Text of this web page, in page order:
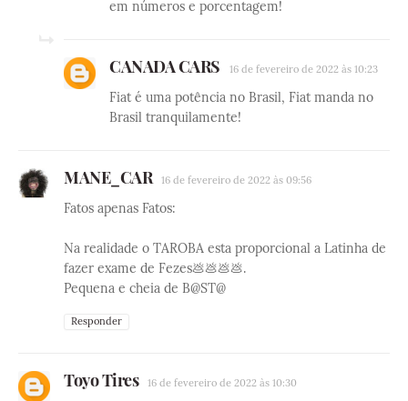
em números e porcentagem!
CANADA CARS 16 de fevereiro de 2022 às 10:23
Fiat é uma potência no Brasil, Fiat manda no
Brasil tranquilamente!
MANE_CAR 16 de fevereiro de 2022 às 09:56
Fatos apenas Fatos:
Na realidade o TAROBA esta proporcional a Latinha de
fazer exame de Fezes💩💩💩💩.
Pequena e cheia de B@ST@
Responder
Toyo Tires 16 de fevereiro de 2022 às 10:30